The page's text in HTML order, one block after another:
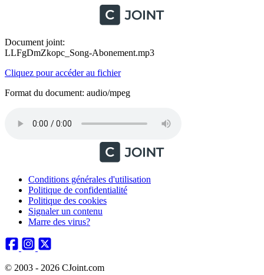
Document joint:
LLFgDmZkopc_Song-Abonement.mp3
Cliquez pour accéder au fichier
Format du document: audio/mpeg
Conditions générales d'utilisation
Politique de confidentialité
Politique des cookies
Signaler un contenu
Marre des virus?
© 2003 - 2026 CJoint.com